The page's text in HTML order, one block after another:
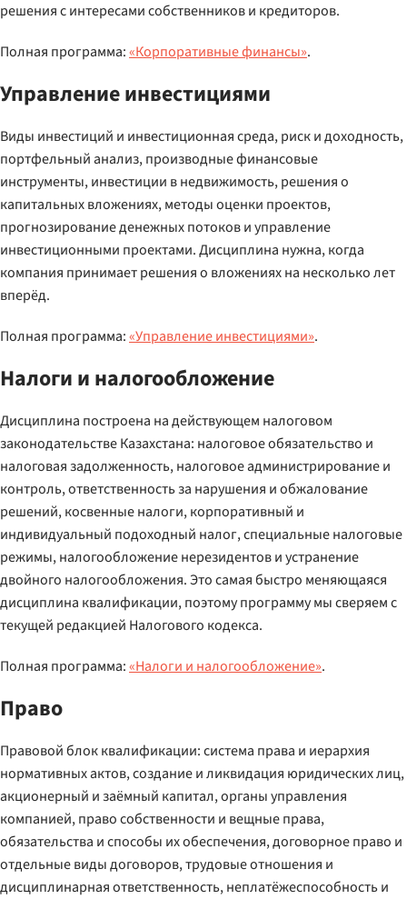
решения с интересами собственников и кредиторов.
Полная программа:«Корпоративные финансы».
Управление инвестициями
Виды инвестиций и инвестиционная среда, риск и доходность,
портфельный анализ, производные финансовые
инструменты, инвестиции в недвижимость, решения о
капитальных вложениях, методы оценки проектов,
прогнозирование денежных потоков и управление
инвестиционными проектами. Дисциплина нужна, когда
компания принимает решения о вложениях на несколько лет
вперёд.
Полная программа:«Управление инвестициями».
Налоги и налогообложение
Дисциплина построена на действующем налоговом
законодательстве Казахстана: налоговое обязательство и
налоговая задолженность, налоговое администрирование и
контроль, ответственность за нарушения и обжалование
решений, косвенные налоги, корпоративный и
индивидуальный подоходный налог, специальные налоговые
режимы, налогообложение нерезидентов и устранение
двойного налогообложения. Это самая быстро меняющаяся
дисциплина квалификации, поэтому программу мы сверяем с
текущей редакцией Налогового кодекса.
Полная программа:«Налоги и налогообложение».
Право
Правовой блок квалификации: система права и иерархия
нормативных актов, создание и ликвидация юридических лиц,
акционерный и заёмный капитал, органы управления
компанией, право собственности и вещные права,
обязательства и способы их обеспечения, договорное право и
отдельные виды договоров, трудовые отношения и
дисциплинарная ответственность, неплатёжеспособность и